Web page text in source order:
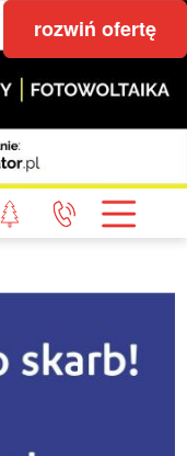
rozwiń ofertę